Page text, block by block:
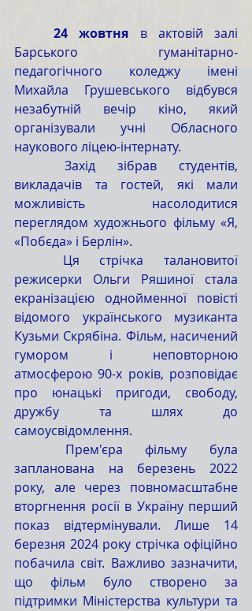
	24 жовтня
в актовій залі
Барського гуманітарно-
педагогічного коледжу імені
Михайла Грушевського відбувся
незабутній вечір кіно, який
організували учні Обласного
наукового ліцею-інтернату.
викладачів та гостей, які мали
можливість насолодитися
переглядом художнього фільму «Я,
«Побєда» і Берлін».
режисерки Ольги Ряшиної стала
екранізацією однойменної повісті
відомого українського музиканта
Кузьми Скрябіна. Фільм, насичений
гумором і неповторною
атмосферою 90-х років, розповідає
про юнацькі пригоди, свободу,
дружбу та шлях до
самоусвідомлення.
запланована на березень 2022
року, але через повномасштабне
вторгнення росії в Україну перший
показ відтермінували. Лише 14
березня 2024 року стрічка офіційно
побачила світ. Важливо зазначити,
що фільм було створено за
підтримки Міністерства культури та